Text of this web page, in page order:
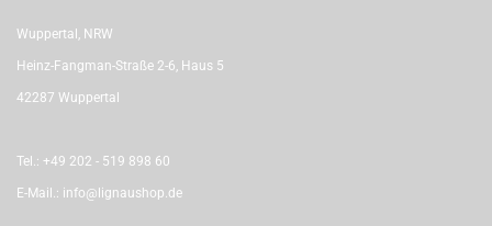
Wuppertal, NRW
Heinz-Fangman-Straße 2-6, Haus 5
42287 Wuppertal
Tel.: +49 202 - 519 898 60
E-Mail.: info@lignaushop.de